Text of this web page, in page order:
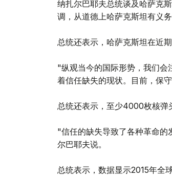
纳扎尔巴耶夫总统谈及哈萨克
调，从道德上哈萨克斯坦有义
总统还表示，哈萨克斯坦在近
"纵观当今的国际形势，我们会
着信任缺失的现状。目前，保
总统还表示，至少4000枚核弹
"信任的缺失导致了各种革命的
尔巴耶夫说。
总统表示，数据显示2015年全